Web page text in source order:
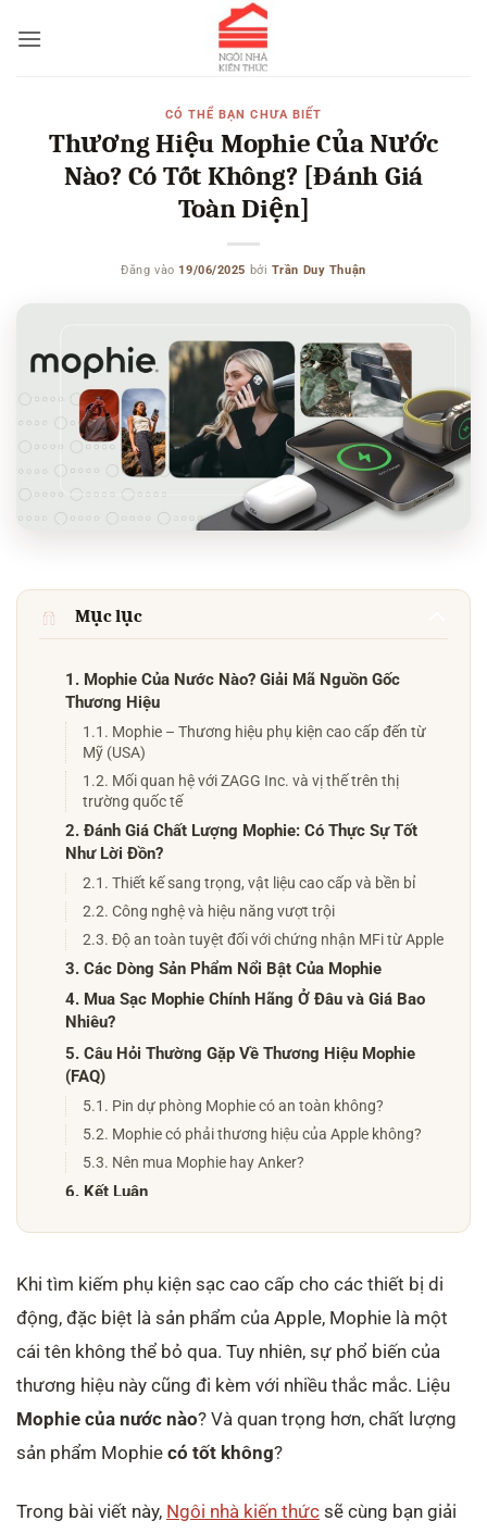
qua
CÓ THỂ BẠN CHƯA BIẾT
Thương Hiệu Mophie Của Nước
Nào? Có Tốt Không? [Đánh Giá
Toàn Diện]
Đăng vào 19/06/2025 bởi Trần Duy Thuận
Mục lục
1. Mophie Của Nước Nào? Giải Mã Nguồn Gốc
Thương Hiệu
1.1. Mophie – Thương hiệu phụ kiện cao cấp đến từ
Mỹ (USA)
1.2. Mối quan hệ với ZAGG Inc. và vị thế trên thị
trường quốc tế
2. Đánh Giá Chất Lượng Mophie: Có Thực Sự Tốt
Như Lời Đồn?
2.1. Thiết kế sang trọng, vật liệu cao cấp và bền bỉ
2.2. Công nghệ và hiệu năng vượt trội
2.3. Độ an toàn tuyệt đối với chứng nhận MFi từ Apple
3. Các Dòng Sản Phẩm Nổi Bật Của Mophie
4. Mua Sạc Mophie Chính Hãng Ở Đâu và Giá Bao
Nhiêu?
5. Câu Hỏi Thường Gặp Về Thương Hiệu Mophie
(FAQ)
5.1. Pin dự phòng Mophie có an toàn không?
5.2. Mophie có phải thương hiệu của Apple không?
5.3. Nên mua Mophie hay Anker?
6. Kết Luận
Khi tìm kiếm phụ kiện sạc cao cấp cho các thiết bị di
động, đặc biệt là sản phẩm của Apple, Mophie là một
cái tên không thể bỏ qua. Tuy nhiên, sự phổ biến của
thương hiệu này cũng đi kèm với nhiều thắc mắc. Liệu
Mophie của nước nào? Và quan trọng hơn, chất lượng
sản phẩm Mophie có tốt không?
Trong bài viết này, Ngôi nhà kiến thức sẽ cùng bạn giải